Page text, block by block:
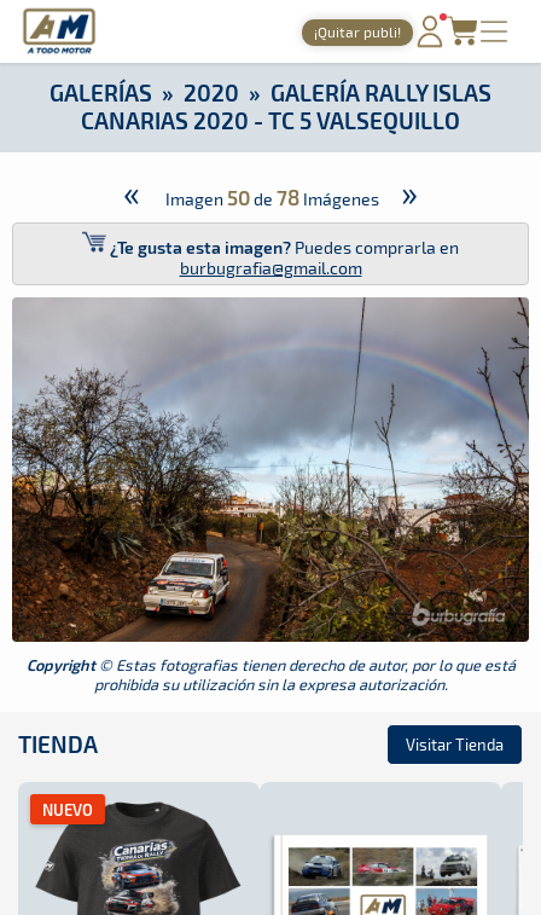
A Todo Motor · Revista del motor desde 1999
¡Quitar publi!
PORTADA
TIEMPOS ONLINE
AGENDA
ARCHIVO
» Galería Rally Islas
GALERÍAS » 2020 » GALERÍA RALLY ISLAS
CANARIAS 2020 - TC 5 VALSEQUILLO
« Imagen 50de 78 Imágenes »
¿Te gusta esta imagen? Puedes comprarla en
burbugrafia@gmail.com
Copyright© Estas fotografias tienen derecho de autor, por lo que está
prohibida su utilización sin la expresa autorización.
TIENDA Visitar Tienda
NUEVO